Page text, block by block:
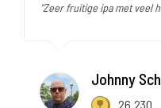
"Zeer fruitige ipa met veel
Johnny
26.230